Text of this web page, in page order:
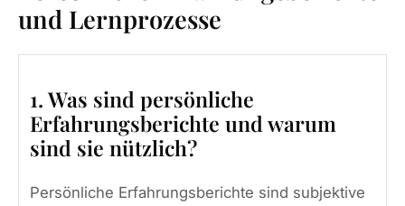
und Lernprozesse
1. Was sind persönliche
Erfahrungsberichte und warum
sind sie nützlich?
Persönliche Erfahrungsberichte sind subjektive